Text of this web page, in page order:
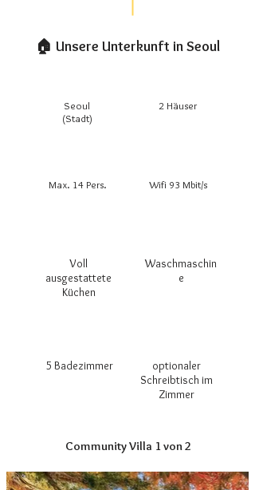
🏠 Unsere Unterkunft in Seoul
Seoul
(Stadt)
Max. 14 Pers.
Voll
ausgestattete
Küchen
5 Badezimmer
2 Häuser
Wifi 93 Mbit/s
Waschmaschin
e
optionaler
Schreibtisch im
Zimmer
Community Villa 1 von 2